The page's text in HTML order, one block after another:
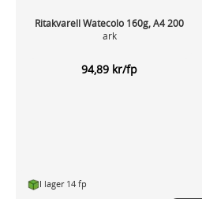
Ritakvarell Watecolo 160g, A4 200
ark
94,89 kr/fp
I lager 14 fp